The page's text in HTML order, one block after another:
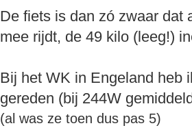
De fiets is dan zó zwaar dat
mee rijdt, de 49 kilo (leeg!)
Bij het WK in Engeland heb
gereden (bij 244W
(al was ze toen dus pas 5)